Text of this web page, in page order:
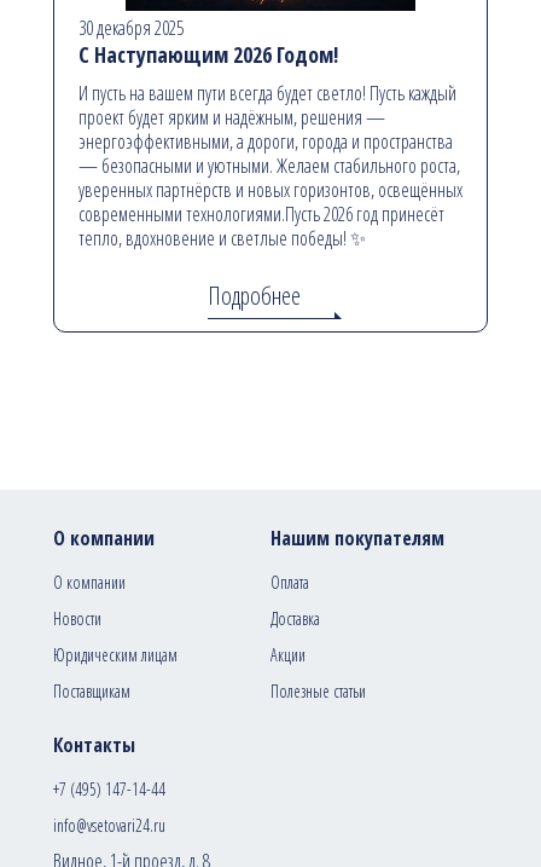
30 декабря 2025
С Наступающим 2026 Годом!
И пусть на вашем пути всегда будет светло! Пусть каждый
проект будет ярким и надёжным, решения —
энергоэффективными, а дороги, города и пространства
— безопасными и уютными. Желаем стабильного роста,
уверенных партнёрств и новых горизонтов, освещённых
современными технологиями.Пусть 2026 год принесёт
тепло, вдохновение и светлые победы! ✨
Подробнее
Контакты
+7 (495) 147-14-44
info@vsetovari24.ru
Видное, 1-й проезд, д. 8
О компании
О компании
Новости
Юридическим лицам
Поставщикам
Нашим покупателям
Оплата
Доставка
Акции
Полезные статьи